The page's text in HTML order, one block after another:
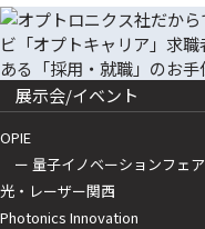
展示会/イベント
OPIE
ー 量子イノベーションフェア
光・レーザー関西
Photonics Innovation